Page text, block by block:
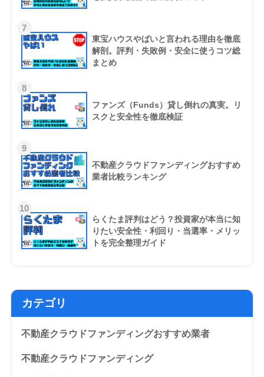
7
東宝ハウスやばいと言われる理由を徹底
解剖。評判・失敗例・安全に使うコツ総
まとめ
8
ファンズ（Funds）貸し倒れの真実。リ
スクと安全性を徹底検証
9
不動産クラウドファンディングおすすめ
業者比較ランキング
10
らくたま評判はどう？投資家が本当に知
りたい安全性・利回り・当選率・メリッ
トを完全整理ガイド
カテゴリ
不動産クラウドファンディングおすすめ業者
不動産クラウドファンディング